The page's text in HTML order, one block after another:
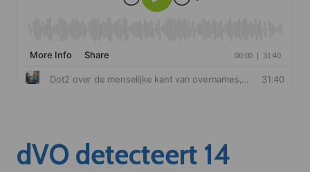
dVO detecteert 14